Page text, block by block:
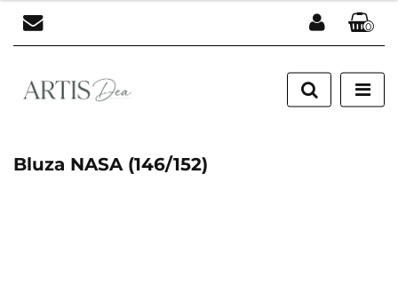
Zaloguj się
Zarejestruj się
0
Bluza NASA (146/152)